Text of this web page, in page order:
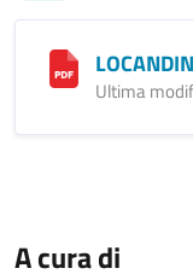
Ultima
A cura di